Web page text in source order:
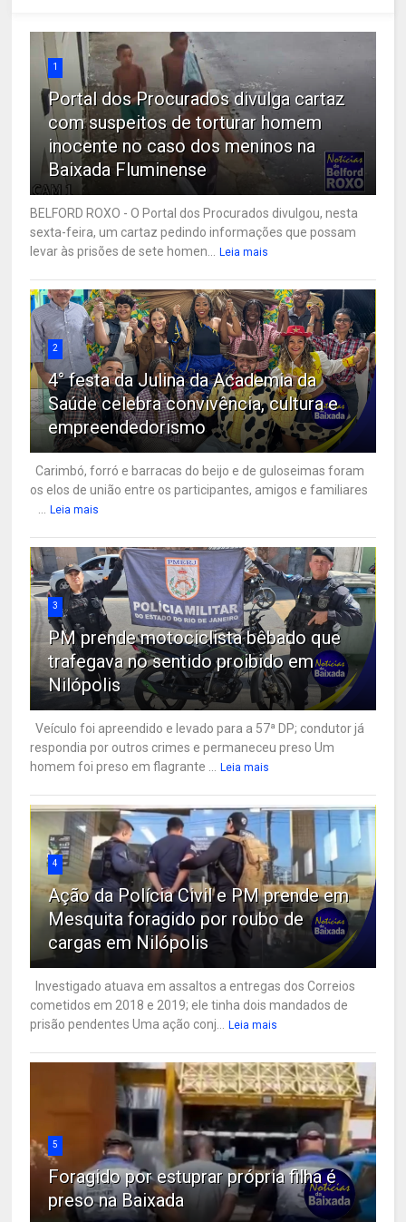
1
Portal dos Procurados divulga cartaz
com suspeitos de torturar homem
inocente no caso dos meninos na
Baixada Fluminense
BELFORD ROXO - O Portal dos Procurados divulgou, nesta
sexta-feira, um cartaz pedindo informações que possam
levar às prisões de sete homen...
Leia mais
2
4° festa da Julina da Academia da
Saúde celebra convivência, cultura e
empreendedorismo
Carimbó, forró e barracas do beijo e de guloseimas foram
os elos de união entre os participantes, amigos e familiares
Leia mais
3
PM prende motociclista bêbado que
trafegava no sentido proibido em
Nilópolis
Veículo foi apreendido e levado para a 57ª DP; condutor já
respondia por outros crimes e permaneceu preso Um
homem foi preso em flagrante ...
Leia mais
4
Ação da Polícia Civil e PM prende em
Mesquita foragido por roubo de
cargas em Nilópolis
Investigado atuava em assaltos a entregas dos Correios
cometidos em 2018 e 2019; ele tinha dois mandados de
prisão pendentes Uma ação conj...
Leia mais
5
Foragido por estuprar própria filha é
preso na Baixada